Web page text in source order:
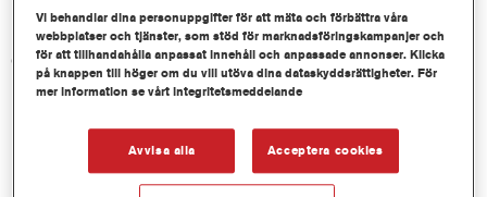
Produkten ger utmärkt vidhäftning på utvändiga bildelar av plast.
Plastic Adhesion promoter 800R är färdig att använda men kan
också färgas med Centari MasterTints eller Imron Fleet Line
PowerTints.
Ger utmärkt vidhäftning på utvändiga bildelar av plast.
Lämplig att tona med Centari MasterTints och Imron Fleet
Vi behandlar dina personuppgifter för att mäta och förbättra våra
webbplatser och tjänster, som stöd för marknadsföringskampanjer och
för att tillhandahålla anpassat innehåll och anpassade annonser. Klicka
på knappen till höger om du vill utöva dina dataskyddsrättigheter. För
mer information se vårt integritetsmeddelande
Avvisa alla Acceptera cookies